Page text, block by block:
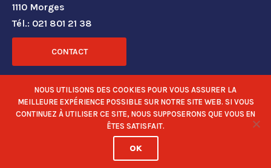
1110 Morges
Tél.: 021 801 21 38
CONTACT
RÉSEAUX SOCIAUX
NOUS UTILISONS DES COOKIES POUR VOUS ASSURER LA
MEILLEURE EXPÉRIENCE POSSIBLE SUR NOTRE SITE WEB. SI VOUS
CONTINUEZ À UTILISER CE SITE, NOUS SUPPOSERONS QUE VOUS EN
ÊTES SATISFAIT.
OK